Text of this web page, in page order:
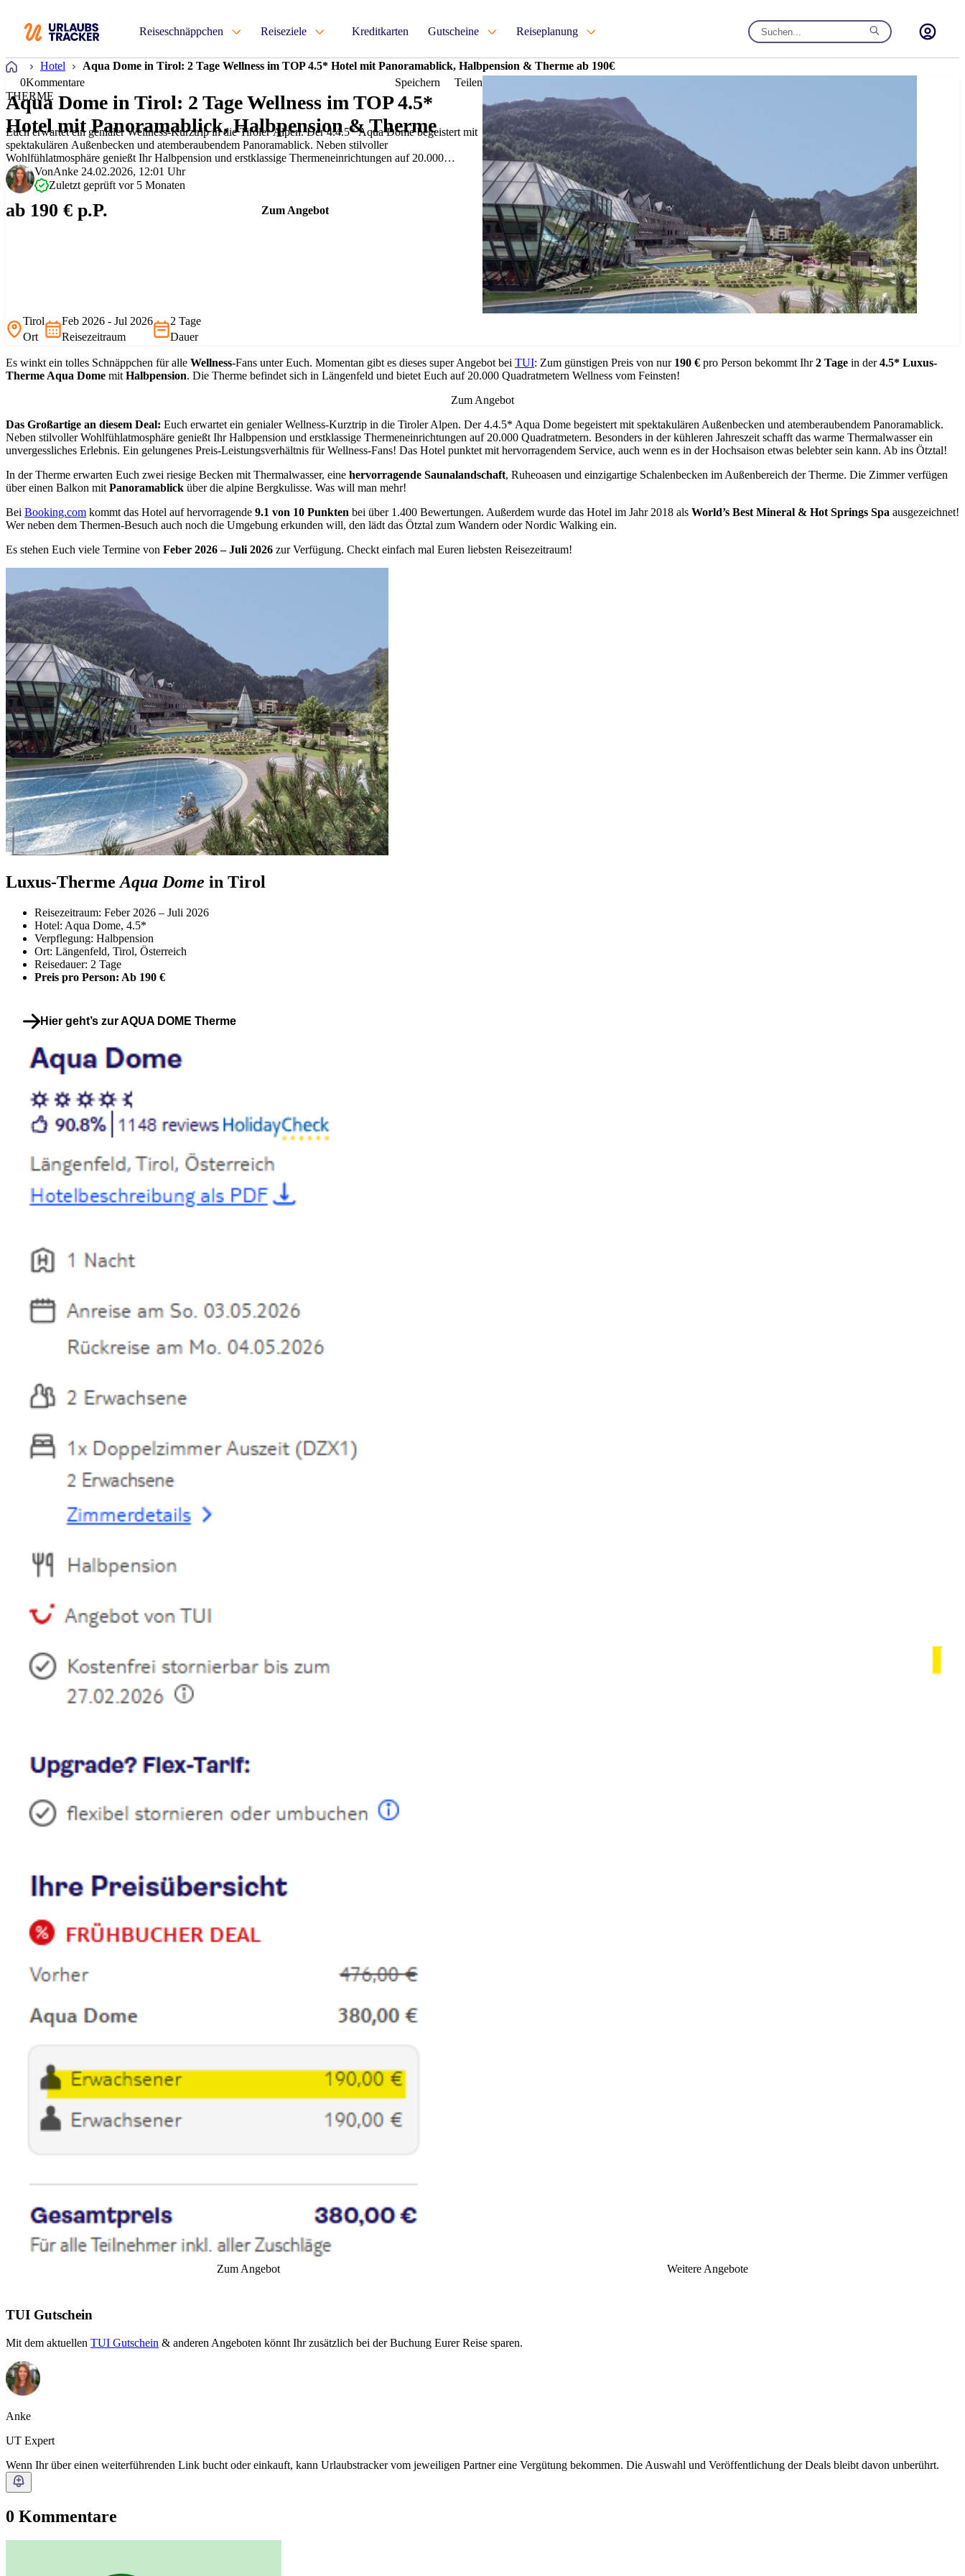
Reiseschnäppchen Reiseziele Kreditkarten Gutscheine Reiseplanung
Startseite
Hotel
Aqua Dome in Tirol: 2 Tage Wellness im TOP 4.5* Hotel mit Panoramablick, Halbpension & Therme ab 190€
0Kommentare Speichern
Teilen
THERME
Aqua Dome in Tirol: 2 Tage Wellness im TOP 4.5*
Hotel mit Panoramablick, Halbpension & Therme
Euch erwartet ein genialer Wellness-Kurztrip in die Tiroler Alpen. Der 4.4.5* Aqua Dome begeistert mit
spektakulären Außenbecken und atemberaubendem Panoramablick. Neben stilvoller
Wohlfühlatmosphäre genießt Ihr Halbpension und erstklassige Thermeneinrichtungen auf 20.000
Quadratmetern. Besonders in der kühleren Jahreszeit …
VonAnke 24.02.2026, 12:01 Uhr
Zuletzt geprüft vor 5 Monaten
ab 190 € p.P. Zum Angebot
Tirol
Ort
Feb 2026 - Jul 2026
Reisezeitraum
2 Tage
Dauer
Es winkt ein tolles Schnäppchen für alle Wellness-Fans unter Euch. Momentan gibt es dieses super Angebot bei TUI: Zum günstigen Preis von nur 190 € pro Person bekommt Ihr2 Tage in der4.5* Luxus-
Therme Aqua Dome mit Halbpension. Die Therme befindet sich in Längenfeld und bietet Euch auf 20.000 Quadratmetern Wellness vom Feinsten!
Zum Angebot
Das Großartige an diesem Deal: Euch erwartet ein genialer Wellness-Kurztrip in die Tiroler Alpen. Der 4.4.5* Aqua Dome begeistert mit spektakulären Außenbecken und atemberaubendem Panoramablick.
Neben stilvoller Wohlfühlatmosphäre genießt Ihr Halbpension und erstklassige Thermeneinrichtungen auf 20.000 Quadratmetern. Besonders in der kühleren Jahreszeit schafft das warme Thermalwasser ein
unvergessliches Erlebnis. Ein gelungenes Preis-Leistungsverhältnis für Wellness-Fans! Das Hotel punktet mit hervorragendem Service, auch wenn es in der Hochsaison etwas belebter sein kann. Ab ins Ötztal!
In der Therme erwarten Euch zwei riesige Becken mit Thermalwasser, eine hervorragende Saunalandschaft, Ruheoasen und einzigartige Schalenbecken im Außenbereich der Therme. Die Zimmer verfügen
über einen Balkon mit Panoramablick über die alpine Bergkulisse. Was will man mehr!
Bei Booking.com kommt das Hotel auf hervorragende 9.1 von 10 Punkten bei über 1.400 Bewertungen. Außerdem wurde das Hotel im Jahr 2018 als World’s Best Mineral & Hot Springs Spa ausgezeichnet!
Wer neben dem Thermen-Besuch auch noch die Umgebung erkunden will, den lädt das Ötztal zum Wandern oder Nordic Walking ein.
Es stehen Euch viele Termine von Feber 2026 – Juli 2026 zur Verfügung. Checkt einfach mal Euren liebsten Reisezeitraum!
Luxus-Therme Aqua Dome in Tirol
Reisezeitraum: Feber 2026 – Juli 2026
Hotel: Aqua Dome, 4.5*
Verpflegung: Halbpension
Ort: Längenfeld, Tirol, Österreich
Reisedauer: 2 Tage
Preis pro Person: Ab 190 €
Hier geht’s zur AQUA DOME Therme
Zum Angebot Weitere Angebote
TUI Gutschein
Mit dem aktuellen TUI Gutschein & anderen Angeboten könnt Ihr zusätzlich bei der Buchung Eurer Reise sparen.
Anke
UT Expert
Wenn Ihr über einen weiterführenden Link bucht oder einkauft, kann Urlaubstracker vom jeweiligen Partner eine Vergütung bekommen. Die Auswahl und Veröffentlichung der Deals bleibt davon unberührt.
0 Kommentare